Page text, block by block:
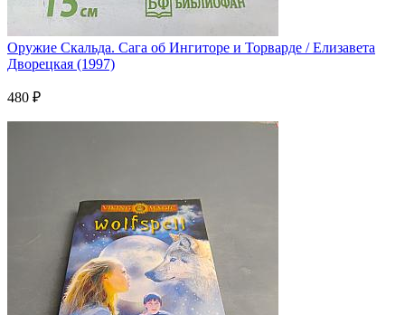
Оружие Скальда. Сага об Ингиторе и Торварде / Елизавета
Дворецкая (1997)
480 ₽